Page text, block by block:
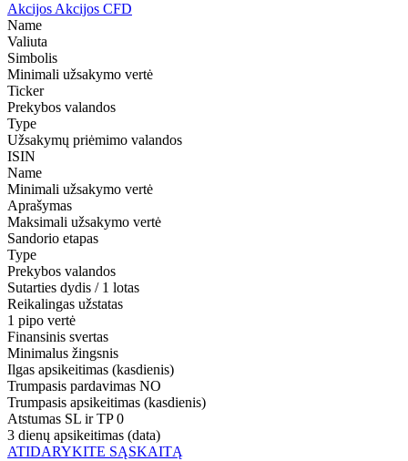
Akcijos Akcijos CFD
Name
Valiuta
Simbolis
Minimali užsakymo vertė
Ticker
Prekybos valandos
Type
Užsakymų priėmimo valandos
ISIN
Name
Minimali užsakymo vertė
Aprašymas
Maksimali užsakymo vertė
Sandorio etapas
Type
Prekybos valandos
Sutarties dydis / 1 lotas
Reikalingas užstatas
1 pipo vertė
Finansinis svertas
Minimalus žingsnis
Ilgas apsikeitimas (kasdienis)
Trumpasis pardavimas NO
Trumpasis apsikeitimas (kasdienis)
Atstumas SL ir TP 0
3 dienų apsikeitimas (data)
ATIDARYKITE SĄSKAITĄ